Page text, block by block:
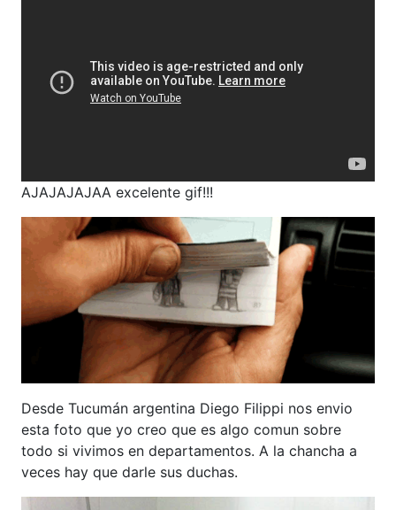
AJAJAJAJAA excelente gif!!!
Desde Tucumán argentina Diego Filippi nos envio
esta foto que yo creo que es algo comun sobre
todo si vivimos en departamentos. A la chancha a
veces hay que darle sus duchas.